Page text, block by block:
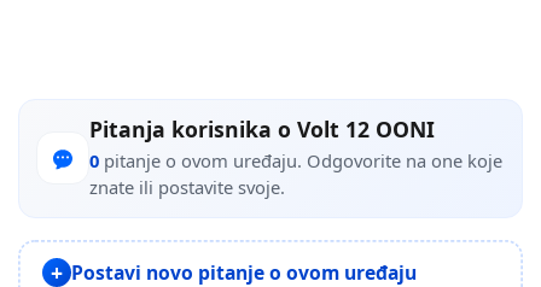
Pitanja korisnika o Volt 12 OONI
0 pitanje o ovom uređaju. Odgovorite na one koje
znate ili postavite svoje.
Postavi novo pitanje o ovom uređaju